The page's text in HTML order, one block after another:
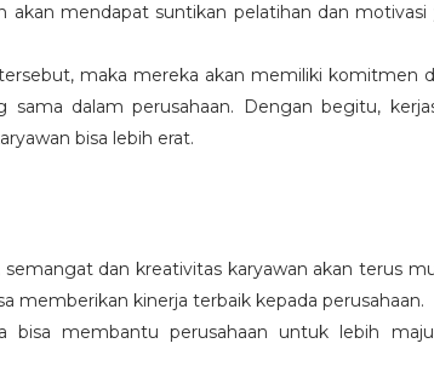
mendapat suntikan pelatihan dan motivasi
maka mereka akan memiliki komitmen
dalam perusahaan. Dengan begitu,
bisa lebih erat.
dan kreativitas karyawan akan terus
memberikan kinerja terbaik kepada perusahaan.
bisa membantu perusahaan untuk lebih